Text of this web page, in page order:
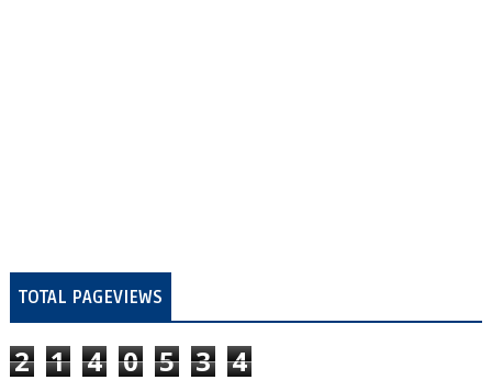
TOTAL PAGEVIEWS
2 1 4 0 5 3 4